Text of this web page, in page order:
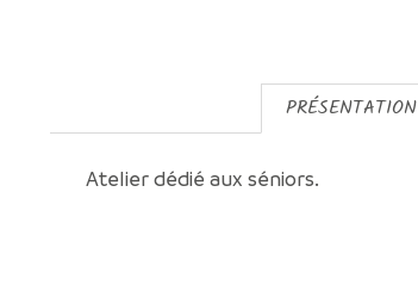
PRÉSENTATION
Atelier dédié aux séniors.